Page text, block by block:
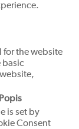
for the website
basic
Popis
is set by
Consent